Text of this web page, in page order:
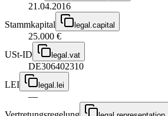
21.04.2016
Stammkapital
legal.capital
25.000 €
USt-ID
legal.vat
DE306402310
LEI
legal.lei
—